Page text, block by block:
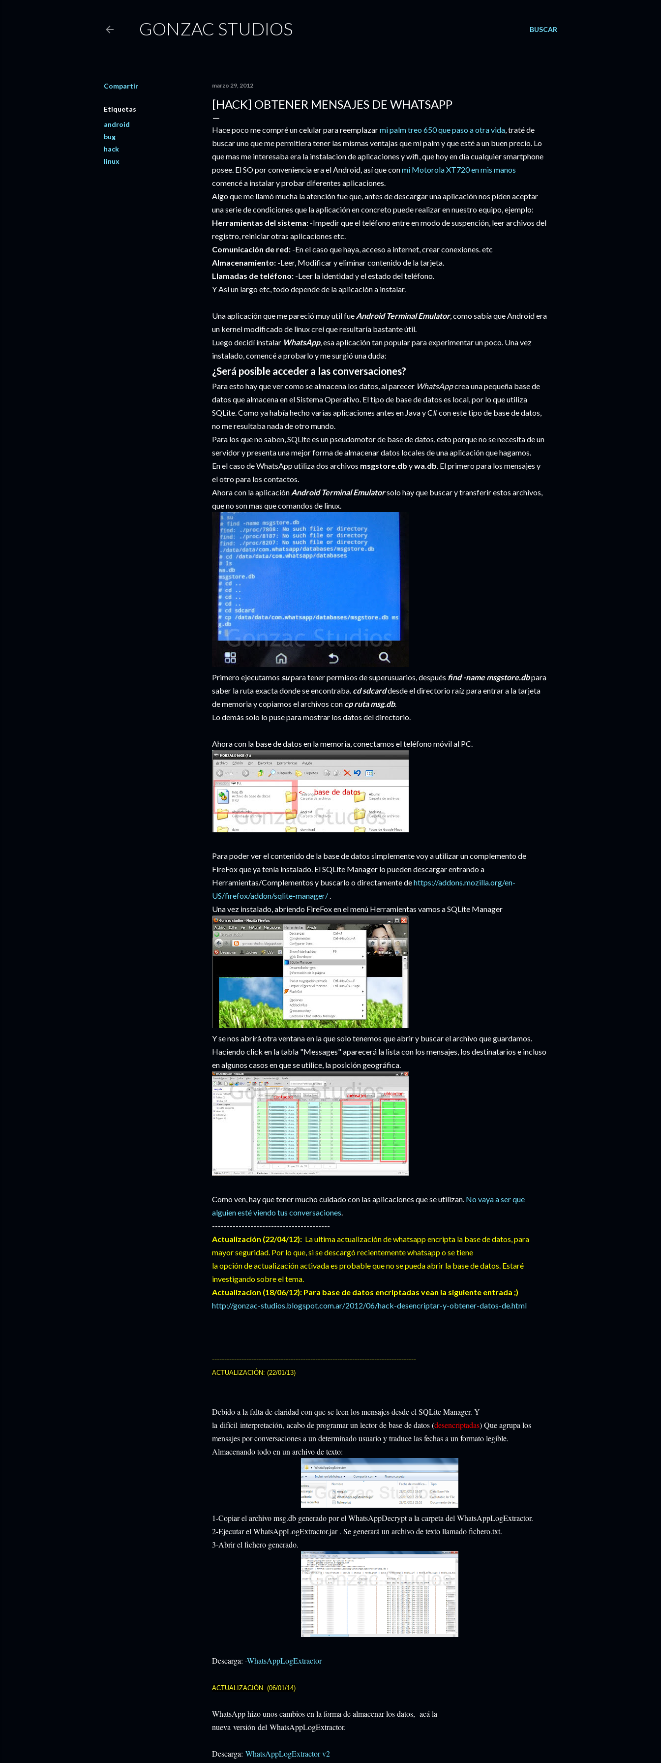
BUSCAR
GONZAC STUDIOS
Compartir
Etiquetas
android
bug
hack
linux
marzo 29, 2012
[HACK] OBTENER MENSAJES DE WHATSAPP
Hace poco me compré un celular para reemplazarmi palm treo 650 que paso a otra vida, traté de
buscar uno que me permitiera tener las mismas ventajas que mi palm y que esté a un buen precio. Lo
que mas me interesaba era la instalacion de aplicaciones y wifi, que hoy en dia cualquier smartphone
posee. El SO por conveniencia era el Android, así que conmi Motorola XT720 en mis manos
comencé a instalar y probar diferentes aplicaciones.
Algo que me llamó mucha la atención fue que, antes de descargar una aplicación nos piden aceptar
una serie de condiciones que la aplicación en concreto puede realizar en nuestro equipo, ejemplo:
Herramientas del sistema: -Impedir que el teléfono entre en modo de suspención, leer archivos del
registro, reiniciar otras aplicaciones etc.
Comunicación de red: -En el caso que haya, acceso a internet, crear conexiones. etc
Almacenamiento: -Leer, Modificar y eliminar contenido de la tarjeta.
Llamadas de teléfono: -Leer la identidad y el estado del teléfono.
Y Así un largo etc, todo depende de la aplicación a instalar.
Una aplicación que me pareció muy util fue Android Terminal Emulator, como sabía que Android era
un kernel modificado de linux creí que resultaría bastante útil.
Luego decidí instalar WhatsApp, esa aplicación tan popular para experimentar un poco. Una vez
instalado, comencé a probarlo y me surgió una duda:
¿Será posible acceder a las conversaciones?
Para esto hay que ver como se almacena los datos, al parecer WhatsAppcrea una pequeña base de
datos que almacena en el Sistema Operativo. El tipo de base de datos es local, por lo que utiliza
SQLite. Como ya había hecho varias aplicaciones antes en Java y C# con este tipo de base de datos,
no me resultaba nada de otro mundo.
Para los que no saben, SQLite es un pseudomotor de base de datos, esto porque no se necesita de un
servidor y presenta una mejor forma de almacenar datos locales de una aplicación que hagamos.
En el caso de WhatsApp utiliza dos archivos msgstore.db ywa.db. El primero para los mensajes y
el otro para los contactos.
Ahora con la aplicación Android Terminal Emulatorsolo hay que buscar y transferir estos archivos,
que no son mas que comandos de linux.
Primero ejecutamos supara tener permisos de superusuarios, después find -name msgstore.dbpara
saber la ruta exacta donde se encontraba. cd sdcarddesde el directorio raíz para entrar a la tarjeta
de memoria y copiamos el archivos con cp ruta msg.db.
Lo demás solo lo puse para mostrar los datos del directorio.
Ahora con la base de datos en la memoria, conectamos el teléfono móvil al PC.
Para poder ver el contenido de la base de datos simplemente voy a utilizar un complemento de
FireFox que ya tenía instalado. ElSQLite Manager lo pueden descargar entrando a
Herramientas/Complementos y buscarlo o directamente dehttps://addons.mozilla.org/en-
US/firefox/addon/sqlite-manager/.
Una vez instalado, abriendo FireFox en el menú Herramientas vamos aSQLite Manager
Y se nos abrirá otra ventana en la que solo tenemos que abrir y buscar el archivo que guardamos.
Haciendo click en la tabla "Messages" aparecerá la lista con los mensajes, los destinatarios e incluso
en algunos casos en que se utilice, la posición geográfica.
Como ven, hay que tener mucho cuidado con las aplicaciones que se utilizan. No vaya a ser que
alguien esté viendo tus conversaciones.
----------------------------------------
Actualización (22/04/12): La ultima actualización de whatsapp encripta la base de datos, para
mayor seguridad. Por lo que, si se descargó recientemente whatsapp o se tiene
la opción de actualización activada es probable que no se pueda abrir la base de datos. Estaré
investigando sobre el tema.
Actualizacion (18/06/12): Para base de datos encriptadas vean la siguiente entrada ;)
http://gonzac-studios.blogspot.com.ar/2012/06/hack-desencriptar-y-obtener-datos-de.html
-----------------------------------------------------------------------------------
ACTUALIZACIÓN: (22/01/13)
Debido a la falta de claridad con que se leen los mensajes desde el SQLite Manager. Y
la difícil interpretación, acabo de programar un lector de base de datos (desencriptadas) Que agrupa los
mensajes por conversaciones a un determinado usuario y traduce las fechas a un formato legible.
Almacenando todo en un archivo de texto:
1-Copiar el archivo msg.db generado por el WhatsAppDecrypt a la carpeta del WhatsAppLogExtractor.
2-Ejecutar el WhatsAppLogExtractor.jar . Se generará un archivo de texto llamado fichero.txt.
3-Abrir el fichero generado.
Descarga: -WhatsAppLogExtractor
ACTUALIZACIÓN: (06/01/14)
WhatsApp hizo unos cambios en la forma de almacenar los datos, acá la
nueva versión del WhatsAppLogExtractor.
Descarga: WhatsAppLogExtractor v2